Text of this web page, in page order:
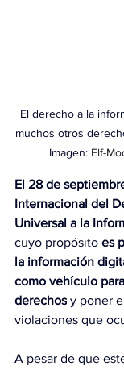
El derecho a la
muchos otros
Imagen: Elf-
El 28 de
Internacional del
Universal a la
cuyo propósito es
la información
como vehículo
derechos y poner
violaciones que
A pesar de que